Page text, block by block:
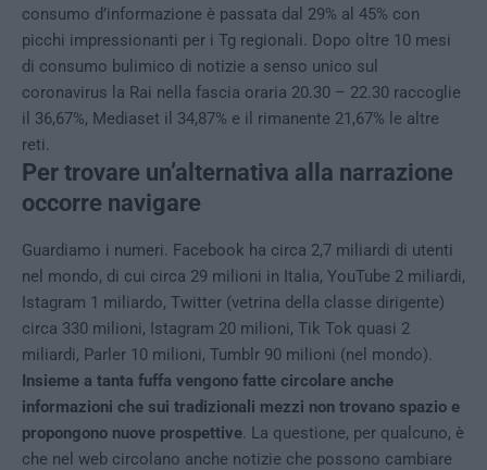
consumo d’informazione è passata dal 29% al 45% con
picchi impressionanti per i Tg regionali. Dopo oltre 10 mesi
di consumo bulimico di notizie a senso unico sul
coronavirus la Rai nella fascia oraria 20.30 – 22.30 raccoglie
il 36,67%, Mediaset il 34,87% e il rimanente 21,67% le altre
reti.
Per trovare un’alternativa alla narrazione
occorre navigare
Guardiamo i numeri. Facebook ha circa 2,7 miliardi di utenti
nel mondo, di cui circa 29 milioni in Italia, YouTube 2 miliardi,
Istagram 1 miliardo, Twitter (vetrina della classe dirigente)
circa 330 milioni, Istagram 20 milioni, Tik Tok quasi 2
miliardi, Parler 10 milioni, Tumblr 90 milioni (nel mondo).
Insieme a tanta fuffa vengono fatte circolare anche
informazioni che sui tradizionali mezzi non trovano spazio e
propongono nuove prospettive. La questione, per qualcuno, è
che nel web circolano anche notizie che possono cambiare